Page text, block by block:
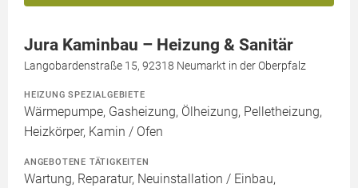
Jura Kaminbau – Heizung & Sanitär
Langobardenstraße 15, 92318 Neumarkt in der Oberpfalz
HEIZUNG SPEZIALGEBIETE
Wärmepumpe, Gasheizung, Ölheizung, Pelletheizung,
Heizkörper, Kamin / Ofen
ANGEBOTENE TÄTIGKEITEN
Wartung, Reparatur, Neuinstallation / Einbau,